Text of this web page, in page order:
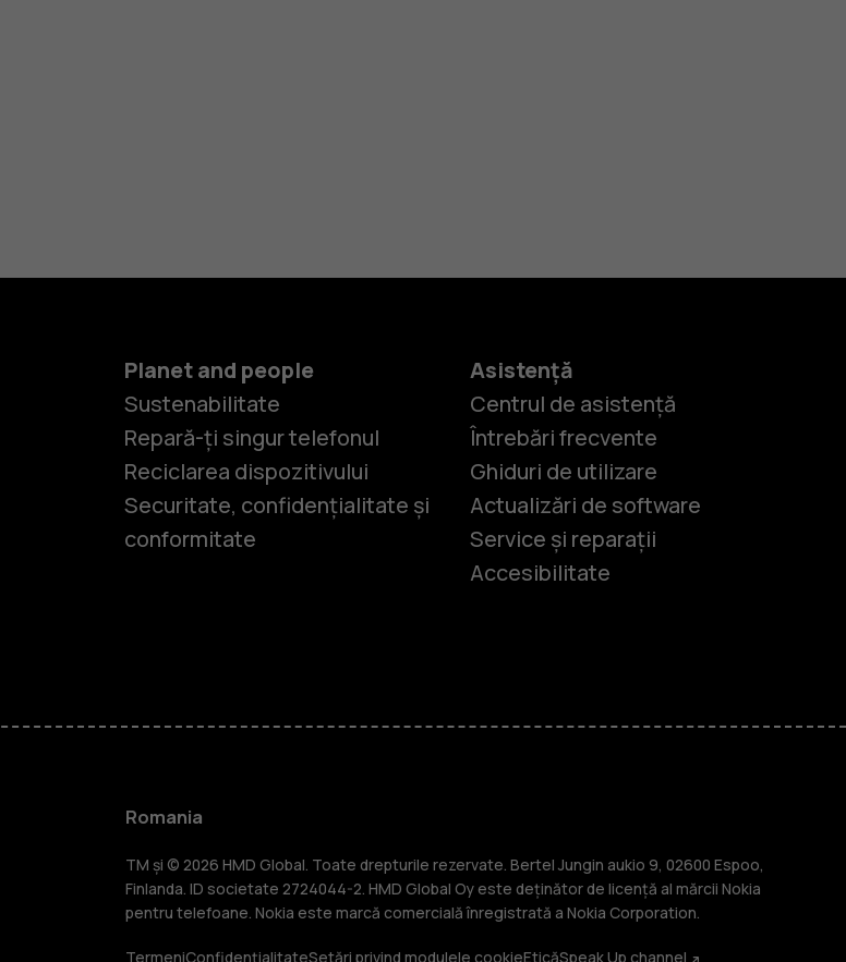
Smartphone-uri
Telefoane clasice
Accesorii
Planet and people
Sustenabilitate
Repară-ți singur telefonul
Reciclarea dispozitivului
Securitate, confidențialitate și
conformitate
Asistență
Centrul de asistență
Întrebări frecvente
Ghiduri de utilizare
Actualizări de software
Service și reparații
Accesibilitate
Romania
TM și © 2026 HMD Global. Toate drepturile rezervate. Bertel Jungin aukio 9, 02600 Espoo,
Finlanda. ID societate 2724044-2. HMD Global Oy este deținător de licență al mărcii Nokia
pentru telefoane. Nokia este marcă comercială înregistrată a Nokia Corporation.
TermeniConfidențialitateSetări privind modulele cookieEticăSpeak Up channel